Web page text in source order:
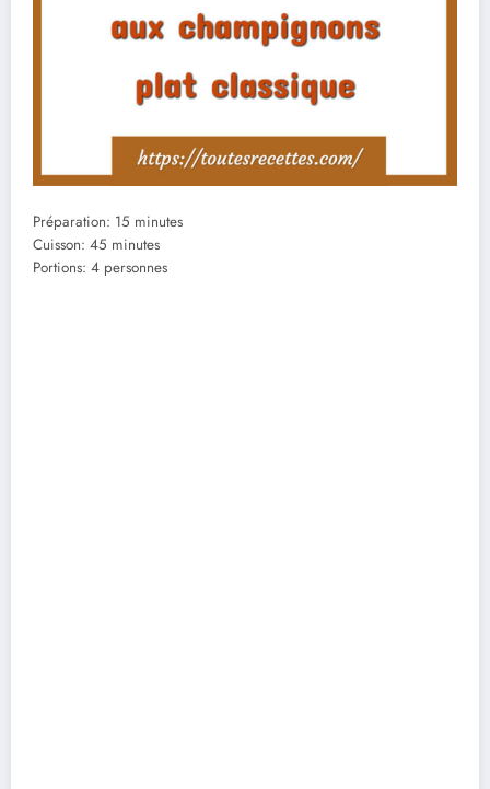
Préparation: 15 minutes
Cuisson: 45 minutes
Portions: 4 personnes